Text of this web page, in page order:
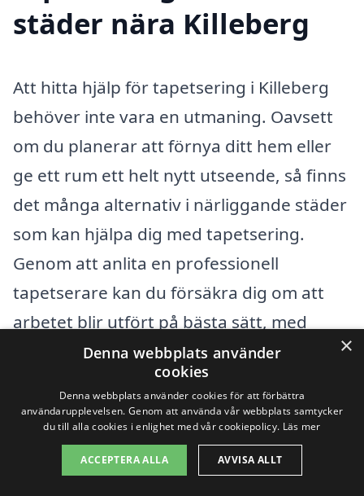
städer nära Killeberg
Att hitta hjälp för tapetsering i Killeberg
behöver inte vara en utmaning. Oavsett
om du planerar att förnya ditt hem eller
ge ett rum ett helt nytt utseende, så finns
det många alternativ i närliggande städer
som kan hjälpa dig med tapetsering.
Genom att anlita en professionell
tapetserare kan du försäkra dig om att
arbetet blir utfört på bästa sätt, med
kvalitet och estetik i fokus.
Tapetsering är en konst som kräver
noggrannhet och erfarenhet. Genom att
välja ett företag med goda referenser och
×
Denna webbplats använder
cookies
Denna webbplats använder cookies för att förbättra
användarupplevelsen. Genom att använda vår webbplats samtycker
du till alla cookies i enlighet med vår cookiepolicy. Läs mer
ACCEPTERA ALLA AVVISA ALLT